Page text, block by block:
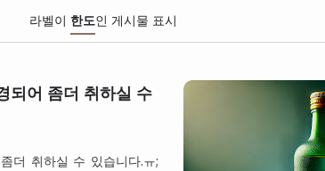
라벨이 한도인 게시물 표시
되어 좀더 취하실 수
더 취하실 수 있습니다.ㅠ;